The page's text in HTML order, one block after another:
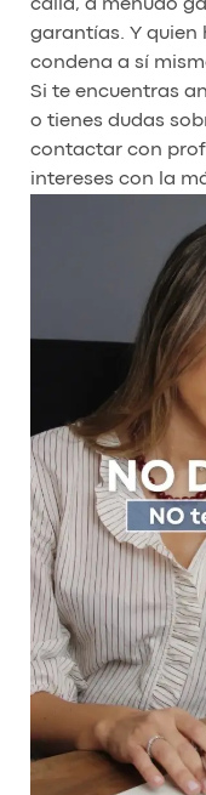
calla, a menudo
garantías. Y quien
condena a sí
Si te encuentras
o tienes dudas
contactar con
intereses con la